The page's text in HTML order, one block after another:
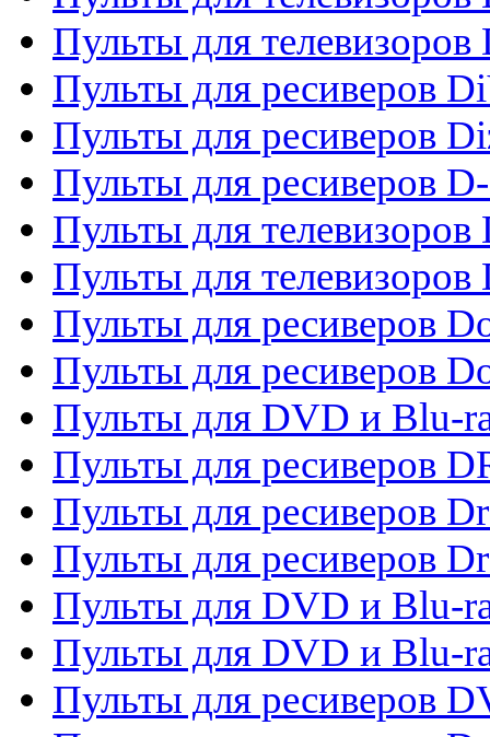
Пульты для телевизоров
Пульты для ресиверов
Пульты для ресиверов
Пульты для ресиверов
Пульты для телевизоров
Пульты для
Пульты для ресиверов
Пульты для ресиверов
Пульты для DVD и Blu-
Пульты для ресиверов
Пульты для ресиверов
Пульты для ресиверов
Пульты для DVD и Blu-
Пульты для DVD и Blu-
Пульты для ресиверов